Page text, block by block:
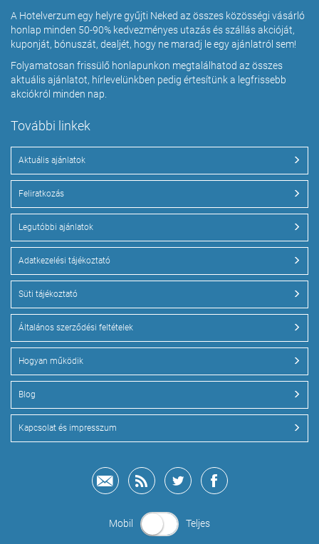
A Hotelverzum egy helyre gyűjti Neked az összes közösségi vásárló
honlap minden 50-90% kedvezményes utazás és szállás akcióját,
kuponját, bónuszát, dealjét, hogy ne maradj le egy ajánlatról sem!
Folyamatosan frissülő honlapunkon megtalálhatod az összes
aktuális ajánlatot, hírlevelünkben pedig értesítünk a legfrissebb
akciókról minden nap.
További linkek
Aktuális ajánlatok
Feliratkozás
Legutóbbi ajánlatok
Adatkezelési tájékoztató
Süti tájékoztató
Általános szerződési feltételek
Hogyan működik
Blog
Kapcsolat és impresszum
Mobil Teljes